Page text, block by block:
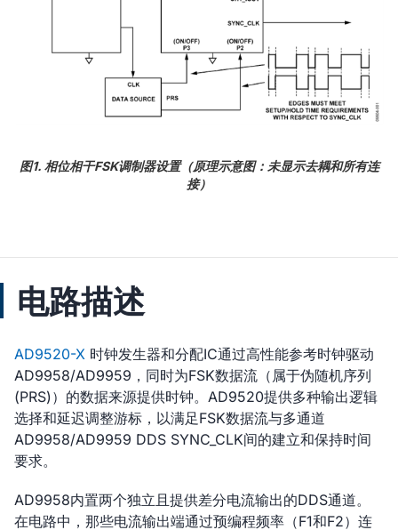
图1. 相位相干FSK调制器设置（原理示意图：未显示去耦和所有连
接）
电路描述
AD9520-X 时钟发生器和分配IC通过高性能参考时钟驱动
AD9958/AD9959，同时为FSK数据流（属于伪随机序列
(PRS)）的数据来源提供时钟。AD9520提供多种输出逻辑
选择和延迟调整游标，以满足FSK数据流与多通道
AD9958/AD9959 DDS SYNC_CLK间的建立和保持时间
要求。
AD9958内置两个独立且提供差分电流输出的DDS通道。
在电路中，那些电流输出端通过预编程频率（F1和F2）连